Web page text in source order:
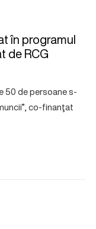
în programul
de RCG
50 de persoane s-
co-finanţat